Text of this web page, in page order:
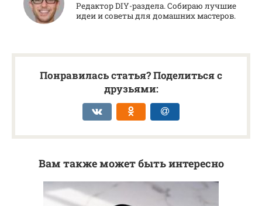
Редактор DIY-раздела. Собираю лучшие
идеи и советы для домашних мастеров.
Понравилась статья? Поделиться с
друзьями:
Вам также может быть интересно